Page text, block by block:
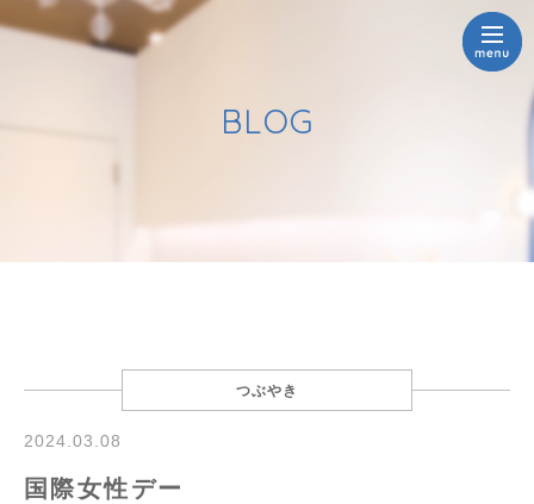
BLOG
つぶやき
2024.03.08
国際女性デー